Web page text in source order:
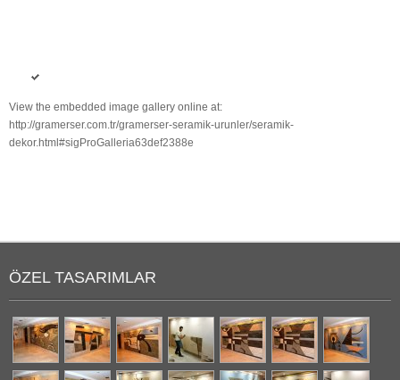
View the embedded image gallery online at:
http://gramerser.com.tr/gramerser-seramik-urunler/seramik-
dekor.html#sigProGalleria63def2388e
ÖZEL TASARIMLAR